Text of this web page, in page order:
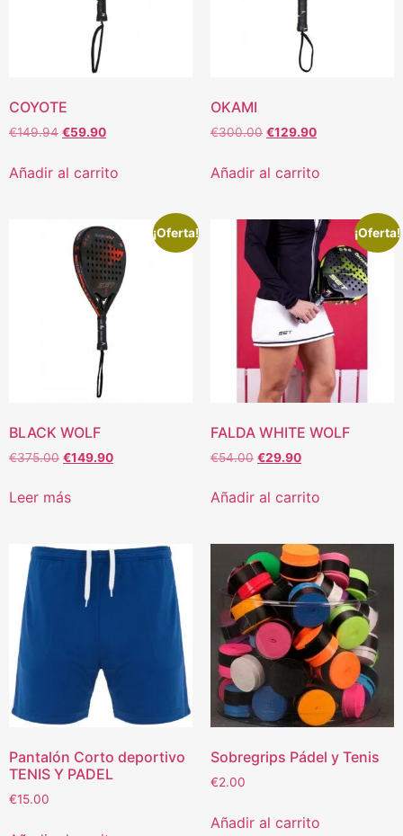
COYOTE
€149.94 €59.90
Añadir al carrito
OKAMI
€300.00 €129.90
Añadir al carrito
¡Oferta!
BLACK WOLF
€375.00 €149.90
Leer más
¡Oferta!
FALDA WHITE WOLF
€54.00 €29.90
Añadir al carrito
Pantalón Corto deportivo
TENIS Y PADEL
€15.00
Sobregrips Pádel y Tenis
€2.00
Añadir al carrito